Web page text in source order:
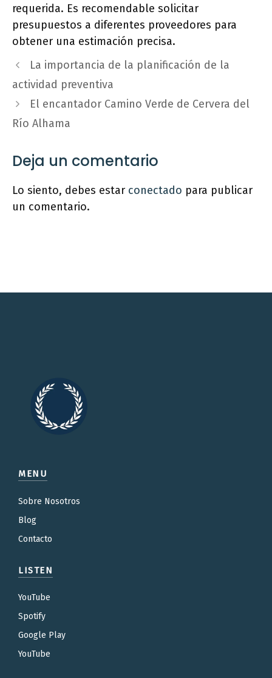
requerida. Es recomendable solicitar
presupuestos a diferentes proveedores para
obtener una estimación precisa.
La importancia de la planificación de la
actividad preventiva
El encantador Camino Verde de Cervera del
Río Alhama
Deja un comentario
Lo siento, debes estar conectado para publicar
un comentario.
MENU
Sobre Nosotros
Blog
Contacto
LISTEN
YouTube
Spotify
Google Play
YouTube